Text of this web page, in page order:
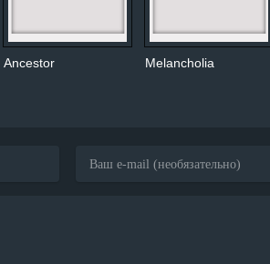
Ancestor Melancholia